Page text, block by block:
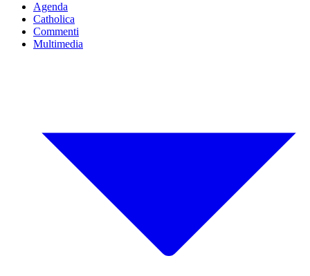
Agenda
Catholica
Commenti
Multimedia